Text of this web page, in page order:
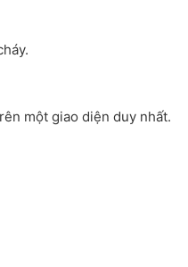
một giao diện duy nhất.